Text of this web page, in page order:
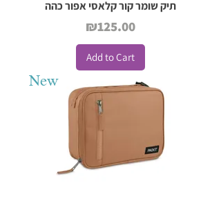
תיק שומר קור קלאסי אפור כהה
Price
₪125.00
Add to Cart
New